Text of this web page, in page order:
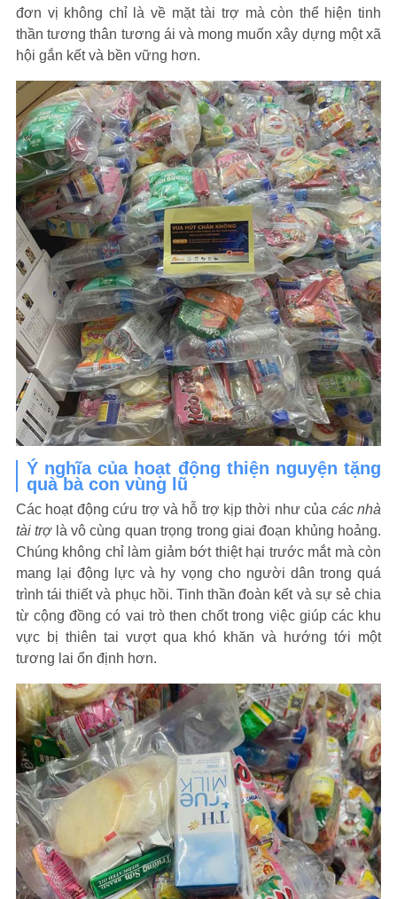
đơn vị không chỉ là về mặt tài trợ mà còn thể hiện tinh
thần tương thân tương ái và mong muốn xây dựng một xã
hội gắn kết và bền vững hơn.
Ý nghĩa của hoạt động thiện nguyện tặng
quà bà con vùng lũ
Các hoạt động cứu trợ và hỗ trợ kịp thời như của các nhà
tài trợ là vô cùng quan trọng trong giai đoạn khủng hoảng.
Chúng không chỉ làm giảm bớt thiệt hại trước mắt mà còn
mang lại động lực và hy vọng cho người dân trong quá
trình tái thiết và phục hồi. Tinh thần đoàn kết và sự sẻ chia
từ cộng đồng có vai trò then chốt trong việc giúp các khu
vực bị thiên tai vượt qua khó khăn và hướng tới một
tương lai ổn định hơn.